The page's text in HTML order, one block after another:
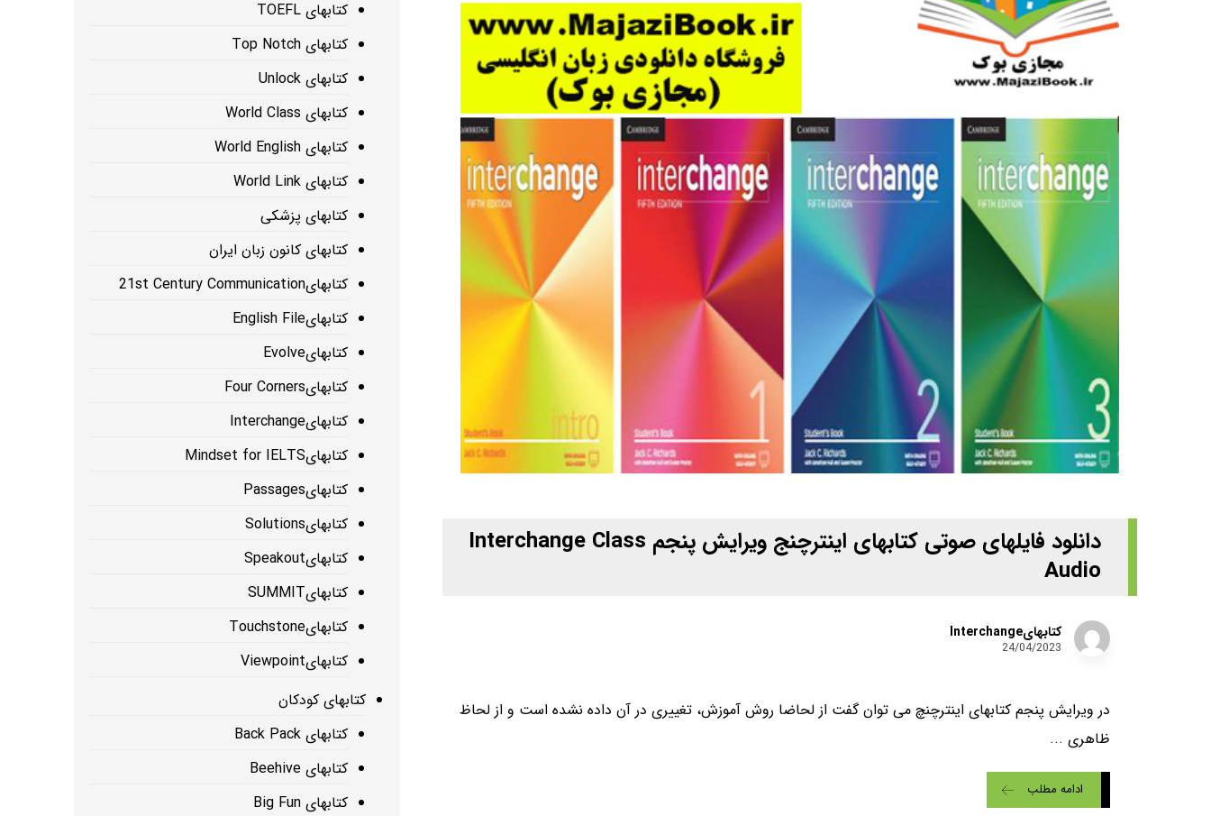
دانلود فایلهای صوتی کتابهای اینترچنج ویرایش پنجم Interchange Class
Audio
کتابهایInterchange
24/04/2023
در ویرایش پنجم کتابهای اینترچنچ می توان گفت از لحاضا روش آموزش، تغییری در آن داده نشده است و از لحاظ
ظاهری ...
ادامه مطلب
کتابهای TOEFL
کتابهای Top Notch
کتابهای Unlock
کتابهای World Class
کتابهای World English
کتابهای World Link
کتابهای پزشکی
کتابهای کانون زبان ایران
کتابهای21st Century Communication
کتابهایEnglish File
کتابهایEvolve
کتابهایFour Corners
کتابهایInterchange
کتابهایMindset for IELTS
کتابهایPassages
کتابهایSolutions
کتابهایSpeakout
کتابهایSUMMIT
کتابهایTouchstone
کتابهایViewpoint
کتابهای کودکان
کتابهای Back Pack
کتابهای Beehive
کتابهای Big Fun